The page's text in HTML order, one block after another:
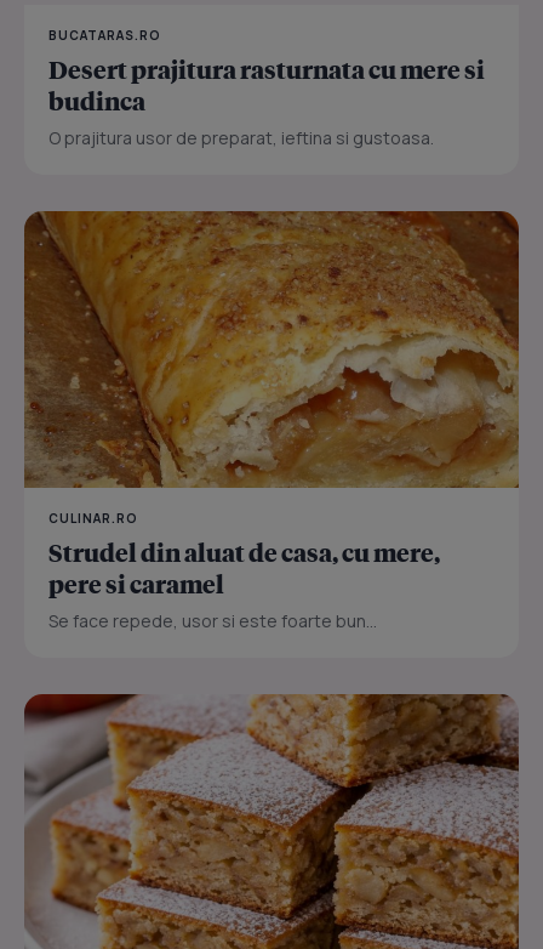
BUCATARAS.RO
Desert prajitura rasturnata cu mere si
budinca
O prajitura usor de preparat, ieftina si gustoasa.
CULINAR.RO
Strudel din aluat de casa, cu mere,
pere si caramel
Se face repede, usor si este foarte bun...